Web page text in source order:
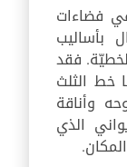
فضاءات
بأساليب
فقد
خط الثلث
وأناقة
الذي